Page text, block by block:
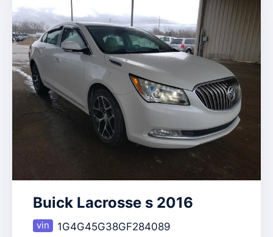
Buick Lacrosse s 2016
1G4G45G38GF284089